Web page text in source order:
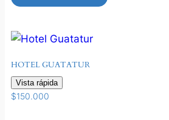
HOTEL GUATATUR
Vista rápida
$150.000